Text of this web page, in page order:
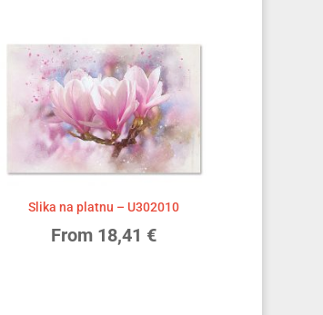
Slika na platnu – U302010
From 18,41 €